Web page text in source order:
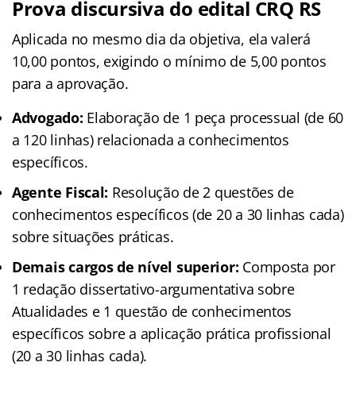
Prova discursiva do edital CRQ RS
Aplicada no mesmo dia da objetiva, ela valerá
10,00 pontos, exigindo o mínimo de 5,00 pontos
para a aprovação.
Advogado: Elaboração de 1 peça processual (de 60
a 120 linhas) relacionada a conhecimentos
específicos.
Agente Fiscal: Resolução de 2 questões de
conhecimentos específicos (de 20 a 30 linhas cada)
sobre situações práticas.
Demais cargos de nível superior: Composta por
1 redação dissertativo-argumentativa sobre
Atualidades e 1 questão de conhecimentos
específicos sobre a aplicação prática profissional
(20 a 30 linhas cada).